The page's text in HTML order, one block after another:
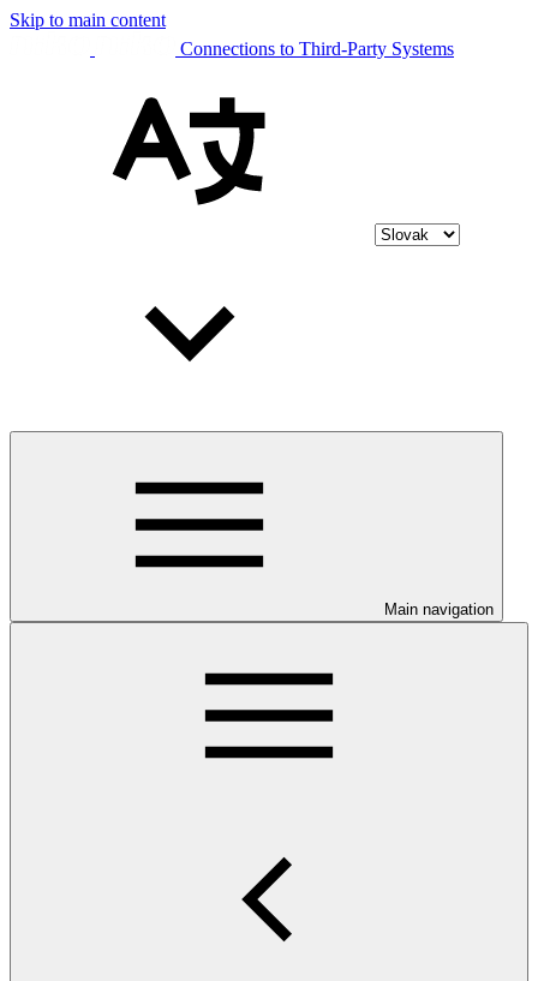
Skip to main content
Connections to Third-Party Systems
Main navigation